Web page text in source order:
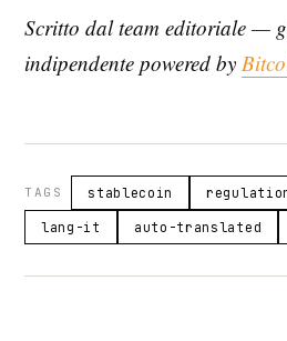
Scritto dal team editoriale —
indipendente powered by
TAGS stablecoin
lang-it auto-translated